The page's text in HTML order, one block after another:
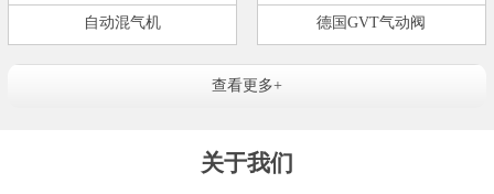
自动混气机 德国GVT气动阀
查看更多+
关于我们